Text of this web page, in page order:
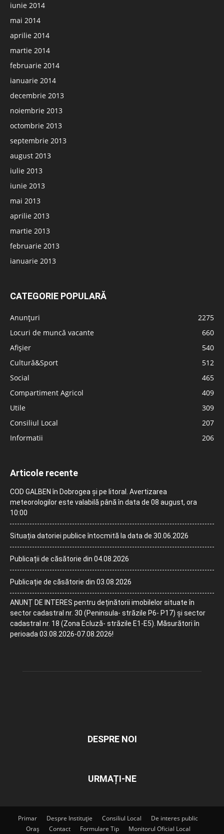
iunie 2014
mai 2014
aprilie 2014
martie 2014
februarie 2014
ianuarie 2014
decembrie 2013
noiembrie 2013
octombrie 2013
septembrie 2013
august 2013
iulie 2013
iunie 2013
mai 2013
aprilie 2013
martie 2013
februarie 2013
ianuarie 2013
CATEGORIE POPULARĂ
Anunțuri
2275
Locuri de muncă vacante
660
Afișier
540
Cultură&Sport
512
Social
465
Compartiment Agricol
409
Utile
309
Consiliul Local
207
Informatii
206
Articole recente
COD GALBEN în Dobrogea și pe litoral. Avertizarea
meteorologilor este valabilă până în data de 08 august, ora
10:00
Situația datoriei publice întocmită la data de 30.06.2026
Publicații de căsătorie din 04.08.2026
Publicație de căsătorie din 03.08.2026
ANUNȚ DE INTERES pentru deținătorii imobilelor situate în
sector cadastral nr. 30 (Peninsula- străzile P6- P17) și sector
cadastral nr. 18 (Zona Ecluză- străzile E1-E5). Măsurători în
perioada 03.08.2026-07.08.2026!
DESPRE NOI
URMAȚI-NE
Primar Despre Instituție Consiliul Local
De interes public
Oraș
Contact Formulare Tip Monitorul Oficial Local